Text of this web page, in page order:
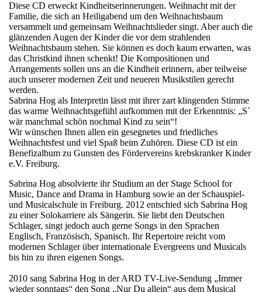
Diese CD erweckt Kindheitserinnerungen. Weihnacht mit der
Familie, die sich an Heiligabend um den Weihnachtsbaum
versammelt und gemeinsam Weihnachtslieder singt. Aber auch die
glänzenden Augen der Kinder die vor dem strahlenden
Weihnachtsbaum stehen. Sie können es doch kaum erwarten, was
das Christkind ihnen schenkt! Die Kompositionen und
Arrangements sollen uns an die Kindheit erinnern, aber teilweise
auch unserer modernen Zeit und neueren Musikstilen gerecht
werden.
Sabrina Hog als Interpretin lässt mit ihrer zart klingenden Stimme
das warme Weihnachtsgefühl aufkommen mit der Erkenntnis: „S´
wär manchmal schön nochmal Kind zu sein“!
Wir wünschen Ihnen allen ein gesegnetes und friedliches
Weihnachtsfest und viel Spaß beim Zuhören. Diese CD ist ein
Benefizalbum zu Gunsten des Fördervereins krebskranker Kinder
e.V. Freiburg.
Sabrina Hog absolvierte ihr Studium an der Stage School for
Music, Dance and Drama in Hamburg sowie an der Schauspiel-
und Musicalschule in Freiburg. 2012 entschied sich Sabrina Hog
zu einer Solokarriere als Sängerin. Sie liebt den Deutschen
Schlager, singt jedoch auch gerne Songs in den Sprachen
Englisch, Französisch, Spanisch. Ihr Repertoire reicht vom
modernen Schlager über internationale Evergreens und Musicals
bis hin zu ihren eigenen Songs.
2010 sang Sabrina Hog in der ARD TV-Live-Sendung „Immer
wieder sonntags“ den Song „Nur Du allein“ aus dem Musical